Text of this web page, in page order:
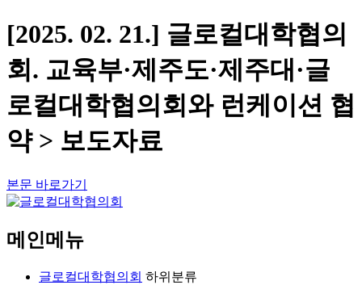
[2025. 02. 21.] 글로컬대학협의
회. 교육부·제주도·제주대·글
로컬대학협의회와 런케이션 협
약 > 보도자료
본문 바로가기
메인메뉴
글로컬대학협의회 하위분류